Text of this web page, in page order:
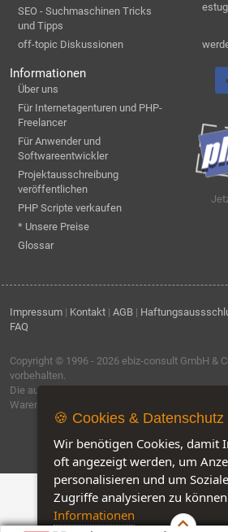
SEO - Suchmaschinen Tricks
und Tipps
off-topic Diskussionen
Informationen
Über uns
Für Internetagenturen und PHP-
Freelancer
Für Anwender und
Softwareentwickler
Projektausschreibung
veröffentlichen
PHP Scripte verkaufen
* Unsere Preise
Glossar
Impressum | Kontakt | AGB |
FAQ
Copyright © 1996 - 2026 ebiz-consult GmbH &
vorbehalten.
Die auf dieser Seite verwendeten
Warenzeichen sind Eigentum der jeweiligen
🍪 Cookies & Datenschutz
Wir benötigen Cookies, damit
oft angezeigt werden, um
personalisieren und um
Zugriffe analysieren zu
Informationen